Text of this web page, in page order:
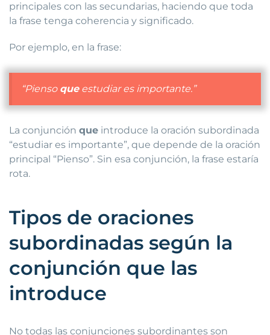
principales con las secundarias, haciendo que toda
la frase tenga coherencia y significado.
Por ejemplo, en la frase:
“Pienso queestudiar es importante.”
La conjunción que introduce la oración subordinada
“estudiar es importante”, que depende de la oración
principal “Pienso”. Sin esa conjunción, la frase estaría
rota.
Tipos de oraciones
subordinadas según la
conjunción que las
introduce
No todas las conjunciones subordinantes son